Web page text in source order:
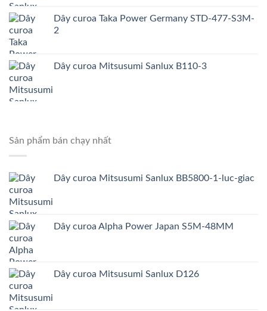
Dây curoa Taka Power Germany STD-477-S3M-
2
Dây curoa Mitsusumi Sanlux B110-3
Sản phẩm bán chạy nhất
Dây curoa Mitsusumi Sanlux BB5800-1-luc-giac
Dây curoa Alpha Power Japan S5M-48MM
Dây curoa Mitsusumi Sanlux D126